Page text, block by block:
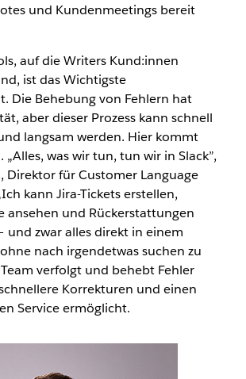
und Kundenmeetings bereit
auf die Writers Kund:innen
ist das Wichtigste
Die Behebung von Fehlern hat
aber dieser Prozess kann schnell
langsam werden. Hier kommt
„Alles, was wir tun, tun wir in Slack”,
, Direktor für Customer Language
kann Jira-Tickets erstellen,
ansehen und Rückerstattungen
und zwar alles direkt in einem
nach irgendetwas suchen zu
verfolgt und behebt Fehler
Korrekturen und einen
Service ermöglicht.